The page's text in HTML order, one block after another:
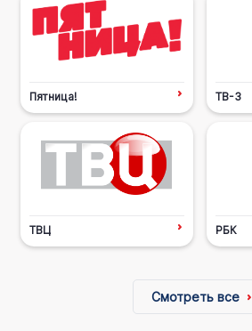
Пятница! ТВ-3
ТВЦ РБК
Смотреть все